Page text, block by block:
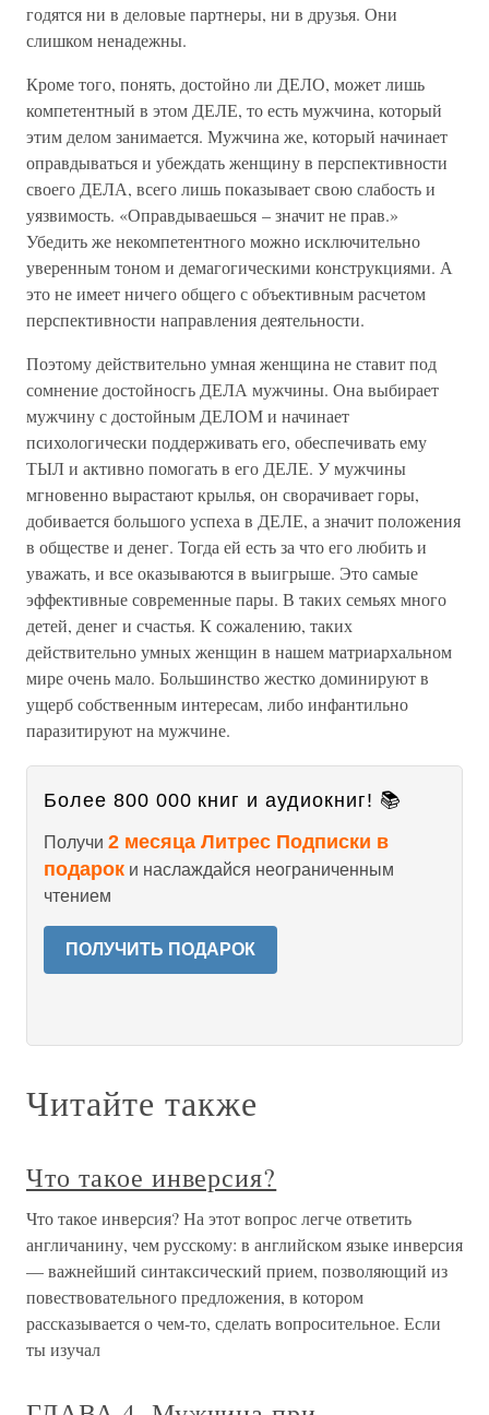
годятся ни в деловые партнеры, ни в друзья. Они
слишком ненадежны.
Кроме того, понять, достойно ли ДЕЛО, может лишь
компетентный в этом ДЕЛЕ, то есть мужчина, который
этим делом занимается. Мужчина же, который начинает
оправдываться и убеждать женщину в перспективности
своего ДЕЛА, всего лишь показывает свою слабость и
уязвимость. «Оправдываешься – значит не прав.»
Убедить же некомпетентного можно исключительно
уверенным тоном и демагогическими конструкциями. А
это не имеет ничего общего с объективным расчетом
перспективности направления деятельности.
Поэтому действительно умная женщина не ставит под
сомнение достойносгь ДЕЛА мужчины. Она выбирает
мужчину с достойным ДЕЛОМ и начинает
психологически поддерживать его, обеспечивать ему
ТЫЛ и активно помогать в его ДЕЛЕ. У мужчины
мгновенно вырастают крылья, он сворачивает горы,
добивается большого успеха в ДЕЛЕ, а значит положения
в обществе и денег. Тогда ей есть за что его любить и
уважать, и все оказываются в выигрыше. Это самые
эффективные современные пары. В таких семьях много
детей, денег и счастья. К сожалению, таких
действительно умных женщин в нашем матриархальном
мире очень мало. Большинство жестко доминируют в
ущерб собственным интересам, либо инфантильно
паразитируют на мужчине.
Более 800 000 книг и аудиокниг! 📚
Получи 2 месяца Литрес Подписки в
подарок и наслаждайся неограниченным
чтением
ПОЛУЧИТЬ ПОДАРОК
Читайте также
Что такое инверсия?
Что такое инверсия? На этот вопрос легче ответить
англичанину, чем русскому: в английском языке инверсия
— важнейший синтаксический прием, позволяющий из
повествовательного предложения, в котором
рассказывается о чем-то, сделать вопросительное. Если
ты изучал